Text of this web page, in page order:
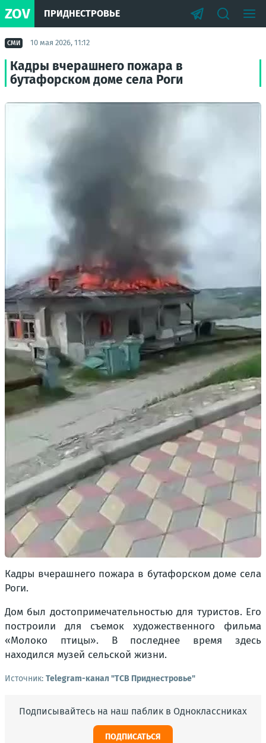
ZOV ПРИДНЕСТРОВЬЕ
СМИ 10 мая 2026, 11:12
Кадры вчерашнего пожара в
бутафорском доме села Роги
Кадры вчерашнего пожара в бутафорском доме села
Роги.
Дом был достопримечательностью для туристов. Его
построили для съемок художественного фильма
«Молоко птицы». В последнее время здесь
находился музей сельской жизни.
Источник: Telegram-канал "ТСВ Приднестровье"
Подписывайтесь на наш паблик в Одноклассниках
ПОДПИСАТЬСЯ